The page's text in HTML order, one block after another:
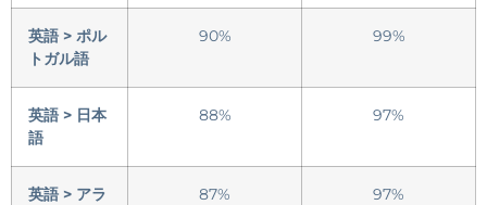
英語 > ポル
トガル語
90% 99%
英語 > 日本
語
88% 97%
英語 > アラ
87% 97%